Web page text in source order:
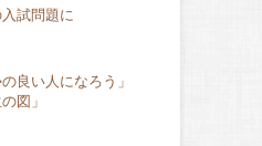
試問題に
の良い人になろう」
図」